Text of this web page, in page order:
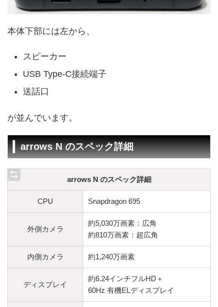
本体下部には左から、
スピーカー
USB Type-C接続端子
送話口
が並んでいます。
arrows N のスペック詳細
arrows N のスペック詳細
CPU Snapdragon 695
外側カメラ
約5,030万画素：広角
約810万画素：超広角
内側カメラ 約1,240万画素
ディスプレイ
約6.24インチフルHD＋
60Hz 有機ELディスプレイ